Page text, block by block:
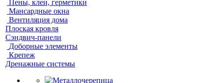
Пены, клеи, герметики
Мансардные окна
Вентиляция дома
Плоская кровля
Сэндвич-панели
Доборные элементы
Крепеж
Дренажные системы